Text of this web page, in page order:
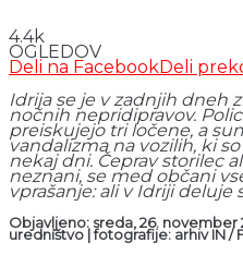
4.4k
OGLEDOV
Deli na FacebookDeli
Idrija se je v zadnjih dneh
nočnih nepridipravov.
preiskujejo tri ločene, a
vandalizma na vozilih, ki
nekaj dni. Čeprav storilec
neznani, se med občani
vprašanje:ali v Idriji deluje
Objavljeno: sreda, 26. november
uredništvo | fotografije: arhiv IN /